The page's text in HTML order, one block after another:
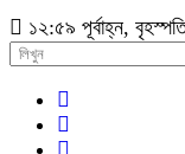
১২:৫৯ পূর্বাহ্ন,